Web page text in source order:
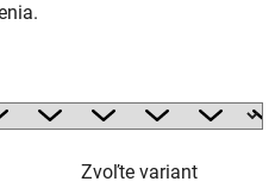
Zvoľte variant